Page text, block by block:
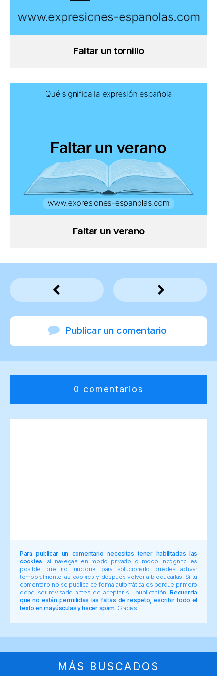
Faltar un tornillo
Faltar un verano
Publicar un comentario
0 comentarios
Para publicar un comentario necesitas tener habilitadas las
cookies , si navegas en modo privado o modo incógnito es
posible que no funcione, para solucionarlo puedes activar
temporalmente las cookies y después volver a bloquearlas. Si tu
comentario no se publica de forma automática es porque primero
debe ser revisado antes de aceptar su publicación.Recuerda
que no están permitidas las faltas de respeto, escribir todo el
texto en mayúsculas y hacer spam. Gracias.
MÁS BUSCADOS